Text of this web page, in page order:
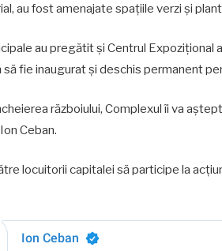
au fost amenajate spațiile verzi și
au pregătit și Centrul Expozițional
să fie inaugurat și deschis permanent
războiului, Complexul îi va
Ceban.
locuitorii capitalei să participe la